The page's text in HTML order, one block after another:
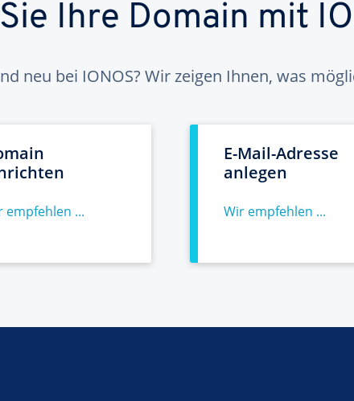
Ihre Domain mit
neu bei IONOS? Wir zeigen Ihnen, was
empfehlen ...
E-Mail-Adresse
anlegen
Wir empfehlen ...